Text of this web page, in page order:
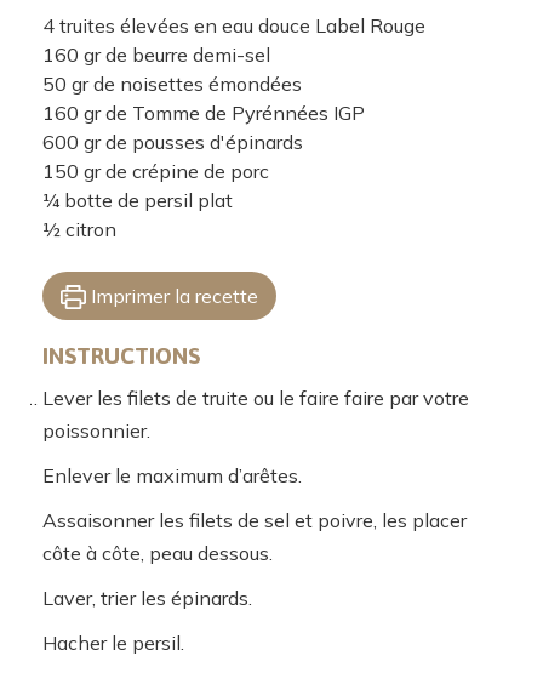
4 truites élevées en eau douce Label Rouge
160 gr de beurre demi-sel
50 gr de noisettes émondées
160 gr de Tomme de Pyrénnées IGP
600 gr de pousses d'épinards
150 gr de crépine de porc
¼ botte de persil plat
½ citron
Imprimer la recette
INSTRUCTIONS
Lever les filets de truite ou le faire faire par votre
poissonnier.
Enlever le maximum d’arêtes.
Assaisonner les filets de sel et poivre, les placer
côte à côte, peau dessous.
Laver, trier les épinards.
Hacher le persil.